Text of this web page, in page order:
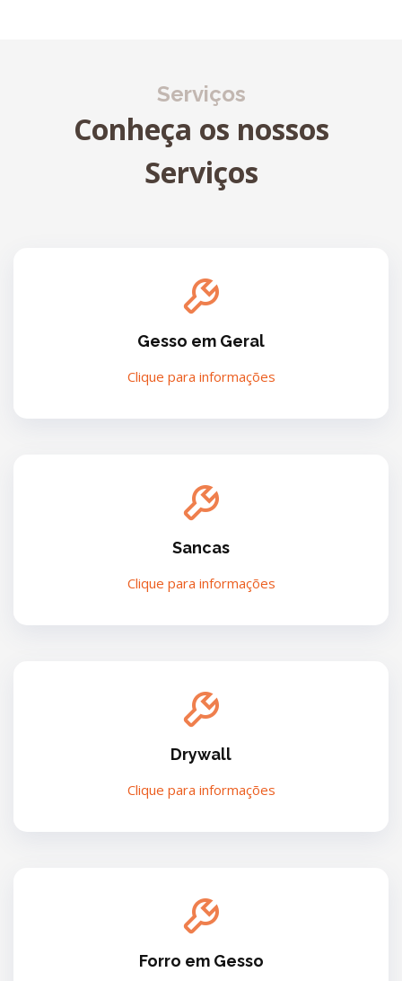
Serviços
Conheça os nossos
Serviços
Gesso em Geral
Clique para informações
Sancas
Clique para informações
Drywall
Clique para informações
Forro em Gesso